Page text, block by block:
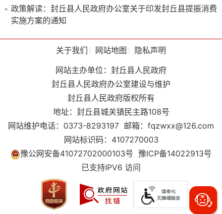
政策解读：封丘县人民政府办公室关于印发封丘县提振消费
实施方案的通知
关于我们 网站地图
隐私声明
网站主办单位：封丘县人民政府
封丘县人民政府办公室建设与维护
封丘县人民政府版权所有
地址：封丘县城关镇民主路108号
网站维护电话：0373-8293197 邮箱：fqzwxx@126.com
网站标识码：4107270003
豫公网安备41072702000103号 豫ICP备14022913号
已支持IPV6 访问